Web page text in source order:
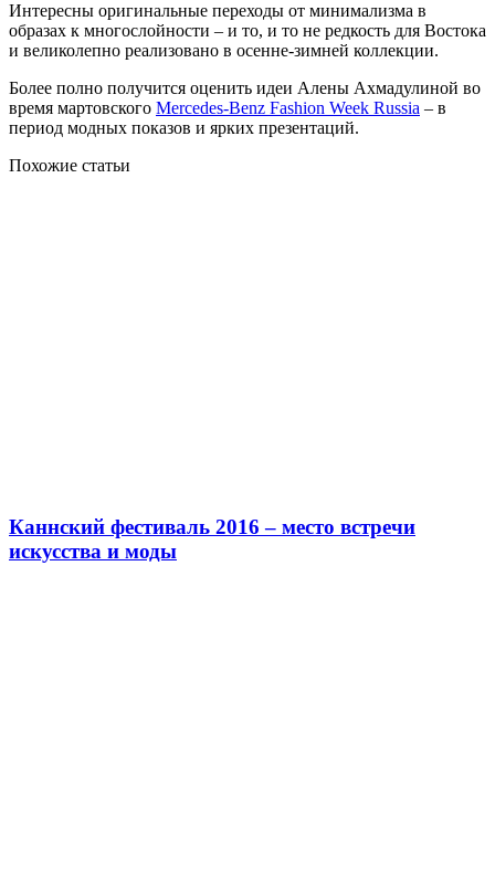
Интересны оригинальные переходы от минимализма в
образах к многослойности – и то, и то не редкость для Востока
и великолепно реализовано в осенне-зимней коллекции.
Более полно получится оценить идеи Алены Ахмадулиной во
время мартовского Mercedes-Benz Fashion Week Russia – в
период модных показов и ярких презентаций.
Похожие статьи
Каннский фестиваль 2016 – место встречи
искусства и моды